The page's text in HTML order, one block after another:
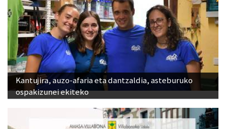
Kantujira, auzo-afaria eta dantzaldia, asteburuko
ospakizunei ekiteko